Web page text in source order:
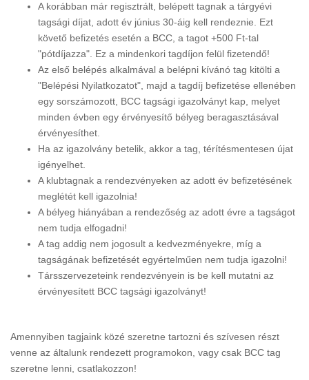
A korábban már regisztrált, belépett tagnak a tárgyévi
tagsági díjat, adott év június 30-áig kell rendeznie. Ezt
követő befizetés esetén a BCC, a tagot +500 Ft-tal
"pótdíjazza". Ez a mindenkori tagdíjon felül fizetendő!
Az első belépés alkalmával a belépni kívánó tag kitölti a
"Belépési Nyilatkozatot", majd a tagdíj befizetése ellenében
egy sorszámozott, BCC tagsági igazolványt kap, melyet
minden évben egy érvényesítő bélyeg beragasztásával
érvényesíthet.
Ha az igazolvány betelik, akkor a tag, térítésmentesen újat
igényelhet.
A klubtagnak a rendezvényeken az adott év befizetésének
meglétét kell igazolnia!
A bélyeg hiányában a rendezőség az adott évre a tagságot
nem tudja elfogadni!
A tag addig nem jogosult a kedvezményekre, míg a
tagságának befizetését egyértelműen nem tudja igazolni!
Társszervezeteink rendezvényein is be kell mutatni az
érvényesített BCC tagsági igazolványt!
Amennyiben tagjaink közé szeretne tartozni és szívesen részt
venne az általunk rendezett programokon, vagy csak BCC tag
szeretne lenni, csatlakozzon!